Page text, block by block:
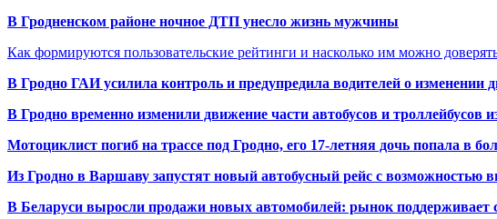
В Гродненском районе ночное ДТП унесло жизнь мужчины
Как формируются пользовательские рейтинги и насколько им можно
В Гродно ГАИ усилила контроль и предупредила водителей о изменении
В Гродно временно изменили движение части автобусов и троллейбусов
Мотоциклист погиб на трассе под Гродно, его 17-летняя дочь попала в
Из Гродно в Варшаву запустят новый автобусный рейс с возможностью
В Беларуси выросли продажи новых автомобилей: рынок поддерживает